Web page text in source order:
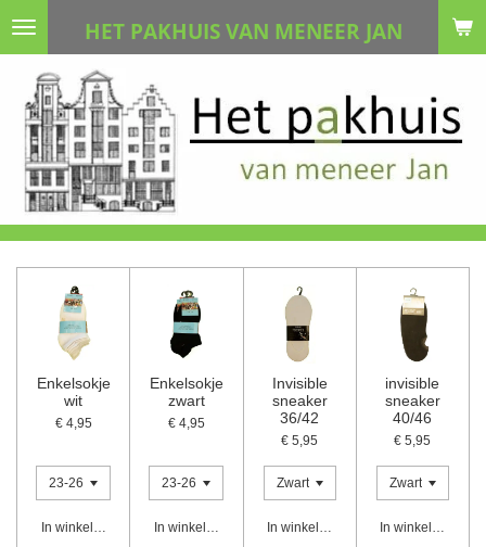
Ga
hoofdinhoud
HET PAKHUIS VAN MENEER JAN
Enkelsokje
wit
€ 4,95
In winkelwagen
Enkelsokje
zwart
€ 4,95
In winkelwagen
Invisible
sneaker
36/42
€ 5,95
In winkelwagen
invisible
sneaker
40/46
€ 5,95
In winkelwagen